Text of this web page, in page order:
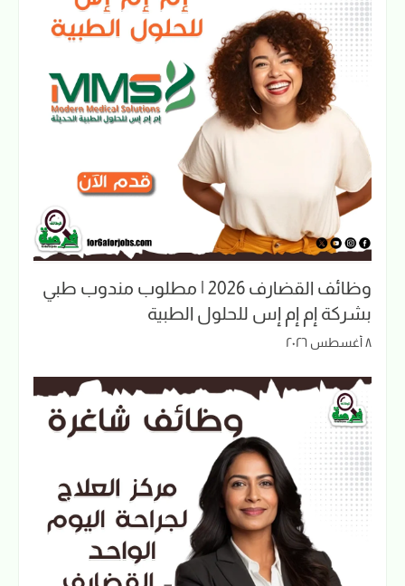
وظائف القضارف 2026 | مطلوب مندوب طبي
بشركة إم إم إس للحلول الطبية
٨ أغسطس ٢٠٢٦